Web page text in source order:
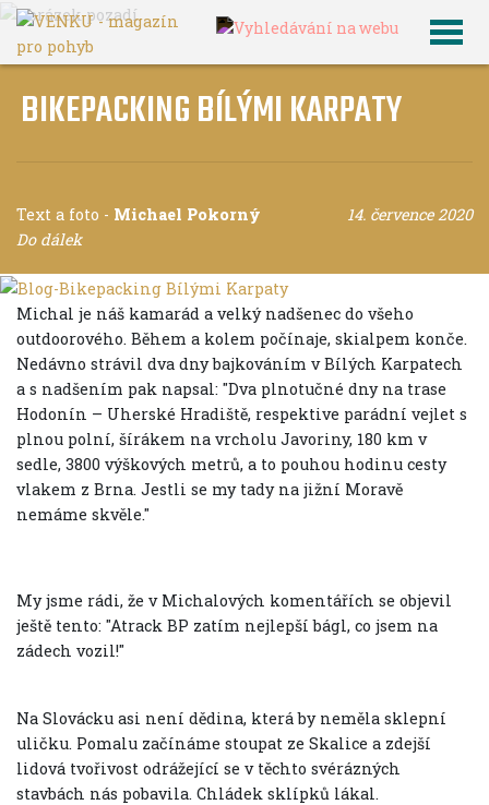
BIKEPACKING BÍLÝMI KARPATY
Text a foto - Michael Pokorný
14. července 2020
Do dálek
Michal je náš kamarád a velký nadšenec do všeho
outdoorového. Během a kolem počínaje, skialpem konče.
Nedávno strávil dva dny bajkováním v Bílých Karpatech
a s nadšením pak napsal: "Dva plnotučné dny na trase
Hodonín – Uherské Hradiště, respektive parádní vejlet s
plnou polní, šírákem na vrcholu Javoriny, 180 km v
sedle, 3800 výškových metrů, a to pouhou hodinu cesty
vlakem z Brna. Jestli se my tady na jižní Moravě
nemáme skvěle."
My jsme rádi, že v Michalových komentářích se objevil
ještě tento: "Atrack BP zatím nejlepší bágl, co jsem na
zádech vozil!"
Na Slovácku asi není dědina, která by neměla sklepní
uličku. Pomalu začínáme stoupat ze Skalice a zdejší
lidová tvořivost odrážející se v těchto svérázných
stavbách nás pobavila. Chládek sklípků lákal.